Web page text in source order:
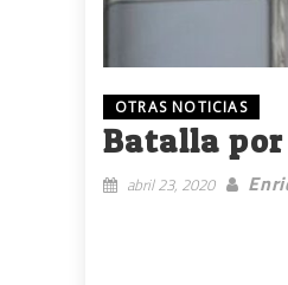
OTRAS NOTICIAS
Batalla
abril 23, 2020